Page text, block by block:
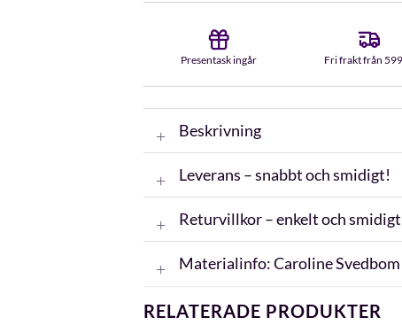
Presentask ingår Fri frakt från
Beskrivning
Leverans – snabbt och smidigt!
Returvillkor – enkelt och
Materialinfo: Caroline Svedbom
RELATERADE PRODUKTER